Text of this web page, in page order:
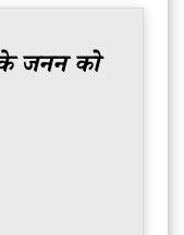
के जनन को